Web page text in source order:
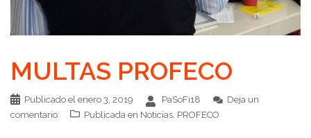
MULTAS PROFECO
Publicado el enero 3, 2019 PaSoFi18
Deja un
comentario
Publicada en Noticias PROFECO